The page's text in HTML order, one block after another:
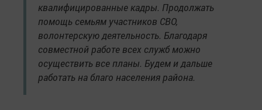
квалифицированные кадры. Продолжать
помощь семьям участников СВО,
волонтерскую деятельность. Благодаря
совместной работе всех служб можно
осуществить все планы. Будем и дальше
работать на благо населения района.